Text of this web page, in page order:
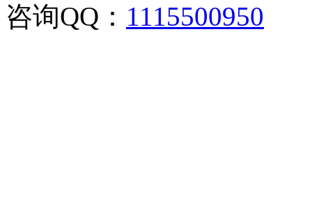
咨询QQ： 1115500950